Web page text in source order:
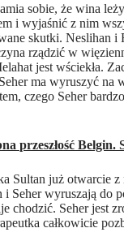
sobie, że wina
i wyjaśnić z nim
skutki. Neslihan i
rządzić w
jest wściekła.
ma wyruszyć na
czego Seher
przeszłość Belgin.
Sultan już otwarcie
i Seher wyruszają do
chodzić. Seher jest
całkowicie